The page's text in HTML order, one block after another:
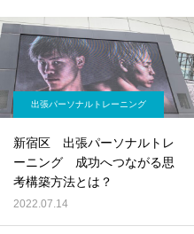
出張パーソナルトレーニング
新宿区 出張パーソナルトレ
ーニング 成功へつながる思
考構築方法とは？
2022.07.14